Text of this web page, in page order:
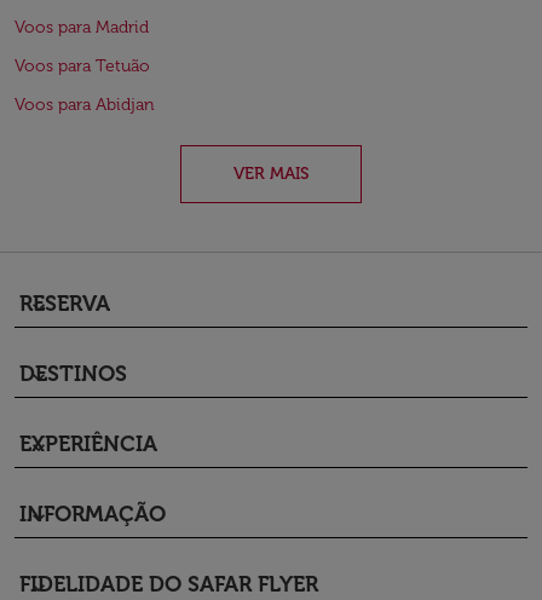
Voos para Madrid
Voos para Tetuão
Voos para Abidjan
VER MAIS
RESERVA
keyboard_arrow_down
DESTINOS
keyboard_arrow_down
EXPERIÊNCIA
keyboard_arrow_down
INFORMAÇÃO
keyboard_arrow_down
FIDELIDADE DO SAFAR FLYER
keyboard_arrow_down